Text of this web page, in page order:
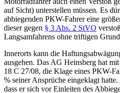
auf Sicht) unterstellen müssen. Es
abbiegenden PKW-Fahrer eine
dieser gegen § 3 Abs. 2 StVO
Langsamfahrens ohne triftigen
Innerorts kann die
ausgehen. Das AG Heinsberg hat
18 C 27/08, die Klage eines PKW-
% seiner Ansprüche eingeklagt
dass er sich vor Einleiten des